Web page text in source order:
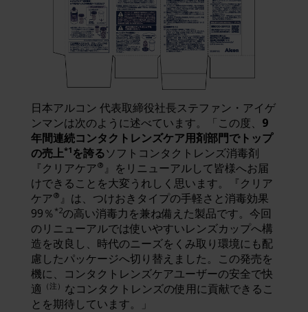
日本アルコン 代表取締役社長ステファン・アイゲ
ンマンは次のように述べています。「この度、 9
年間連続コンタクトレンズケア用剤部門でトップ
の売上*1 を誇るソフトコンタクトレンズ消毒剤
『クリアケア® 』をリニューアルして皆様へお届
けできることを大変うれしく思います。『クリア
ケア® 』は、つけおきタイプの手軽さと消毒効果
99％ *2の高い消毒力を兼ね備えた製品です。今回
のリニューアルでは使いやすいレンズカップへ構
造を改良し、時代のニーズをくみ取り環境にも配
慮したパッケージへ切り替えました。この発売を
機に、コンタクトレンズケアユーザーの安全で快
適 （注） なコンタクトレンズの使用に貢献できるこ
とを期待しています。」